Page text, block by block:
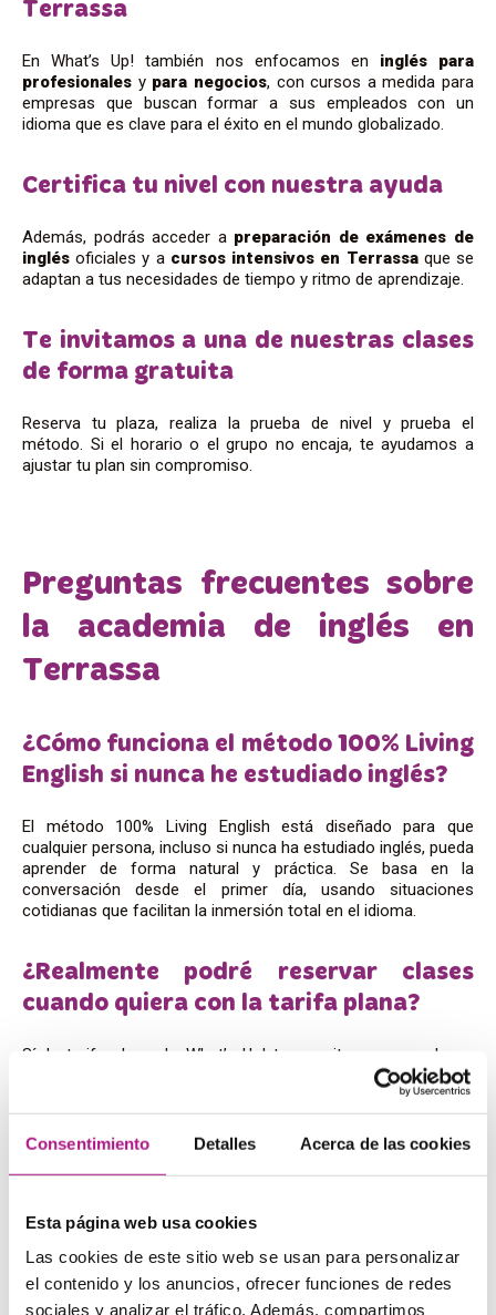
Consentimiento Detalles Acerca de las cookies
Esta página web usa cookies
Las cookies de este sitio web se usan para personalizar
el contenido y los anuncios, ofrecer funciones de redes
sociales y analizar el tráfico. Además, compartimos
Terrassa
En What’s Up! también nos enfocamos en inglés para
profesionales ypara negocios, con cursos a medida para
empresas que buscan formar a sus empleados con un
idioma que es clave para el éxito en el mundo globalizado.
Certifica tu nivel con nuestra ayuda
Además, podrás acceder a preparación de exámenes de
inglés oficiales y a cursos intensivos en Terrassaque se
adaptan a tus necesidades de tiempo y ritmo de aprendizaje.
Te invitamos a una de nuestras clases
de forma gratuita
Reserva tu plaza, realiza la prueba de nivel y prueba el
método. Si el horario o el grupo no encaja, te ayudamos a
ajustar tu plan sin compromiso.
Preguntas frecuentes sobre
la academia de inglés en
Terrassa
¿Cómo funciona el método 100% Living
English si nunca he estudiado inglés?
El método 100% Living English está diseñado para que
cualquier persona, incluso si nunca ha estudiado inglés, pueda
aprender de forma natural y práctica. Se basa en la
conversación desde el primer día, usando situaciones
cotidianas que facilitan la inmersión total en el idioma.
¿Realmente podré reservar clases
cuando quiera con la tarifa plana?
Sí, la tarifa plana de What’s Up! te permite reservar clases
ilimitadas y flexibles según tu disponibilidad. No tendrás
problemas con horarios saturados, ya que el sistema está
pensado para adaptarse a tus necesidades.
¿Qué diferencia a What’s Up! de otras
academias de inglés en Terrassa?
What’s Up! destaca por su método 100% conversacional,
profesores nativos y el enfoque en clases prácticas,
divertidas y flexibles. Además, ofrecemostarifa plana